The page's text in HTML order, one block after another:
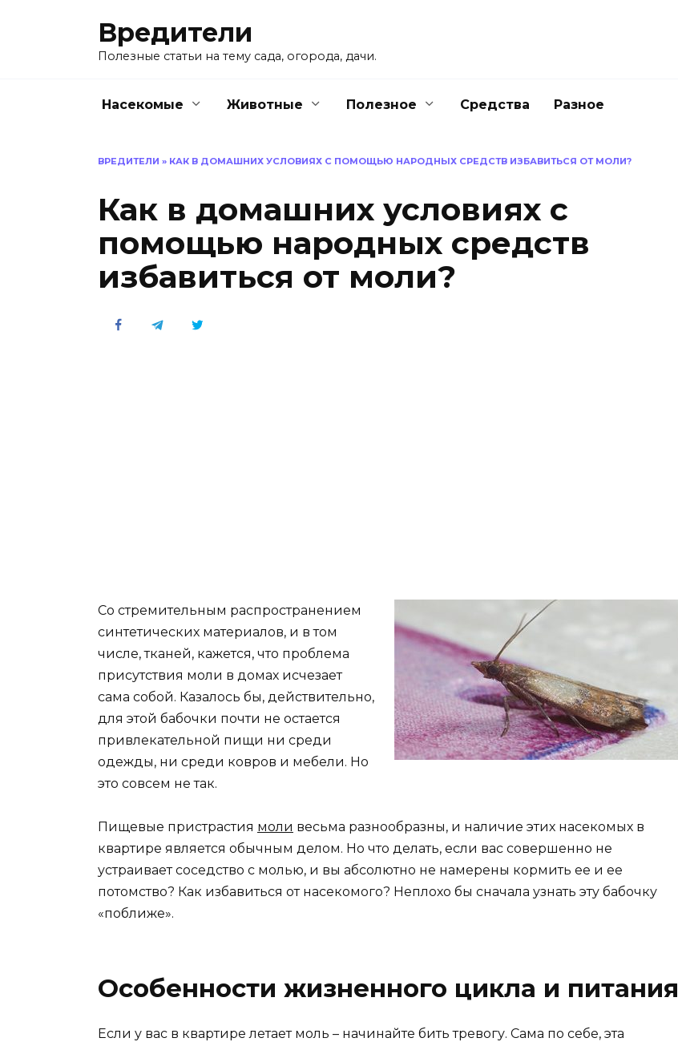
Вредители
Полезные статьи на тему сада, огорода, дачи.
Насекомые Животные Полезное Средства Разное
ВРЕДИТЕЛИ » КАК В ДОМАШНИХ УСЛОВИЯХ С ПОМОЩЬЮ НАРОДНЫХ СРЕДСТВ ИЗБАВИТЬСЯ ОТ МОЛИ?
Как в домашних условиях с
помощью народных средств
избавиться от моли?
Со стремительным распространением
синтетических материалов, и в том
числе, тканей, кажется, что проблема
присутствия моли в домах исчезает
сама собой. Казалось бы, действительно,
для этой бабочки почти не остается
привлекательной пищи ни среди
одежды, ни среди ковров и мебели. Но
это совсем не так.
Пищевые пристрастия моли весьма разнообразны, и наличие этих насекомых в
квартире является обычным делом. Но что делать, если вас совершенно не
устраивает соседство с молью, и вы абсолютно не намерены кормить ее и ее
потомство? Как избавиться от насекомого? Неплохо бы сначала узнать эту бабочку
«поближе».
Особенности жизненного цикла и питания
Если у вас в квартире летает моль – начинайте бить тревогу. Сама по себе, эта